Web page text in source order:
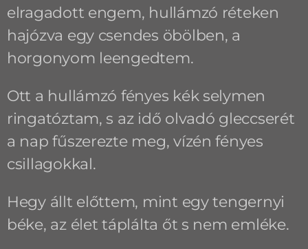
elragadott engem, hullámzó réteken
hajózva egy csendes öbölben, a
horgonyom leengedtem.
Ott a hullámzó fényes kék selymen
ringatóztam, s az idő olvadó gleccserét
a nap fűszerezte meg, vízén fényes
csillagokkal.
Hegy állt előttem, mint egy tengernyi
béke, az élet táplálta őt s nem emléke.